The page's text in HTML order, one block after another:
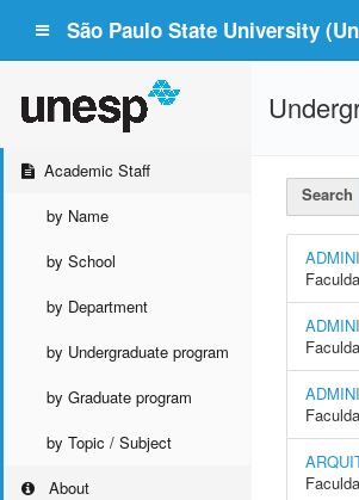
São Paulo State University
Academic Staff
by Name
by School
by Department
by Undergraduate program
by Graduate program
by Topic / Subject
About
Search